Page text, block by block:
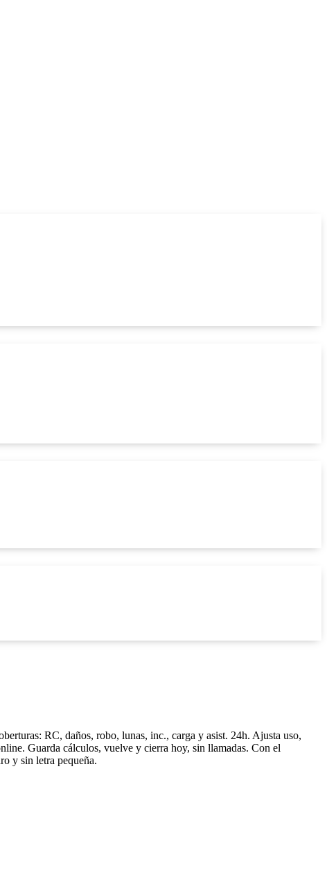
RC, daños, robo, lunas, inc., carga y asist. 24h. Ajusta uso,
Guarda cálculos, vuelve y cierra hoy, sin llamadas. Con el
y sin letra pequeña.